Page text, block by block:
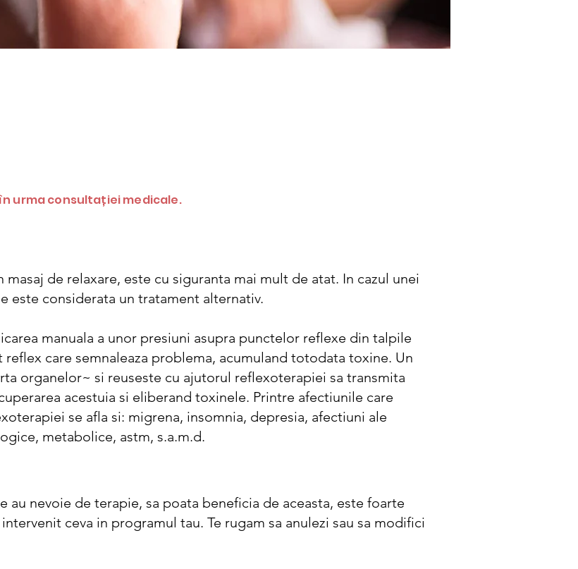
urma consultației medicale.
de relaxare, este cu siguranta mai mult de atat. In cazul unei
este considerata un tratament alternativ.
manuala a unor presiuni asupra punctelor reflexe din talpile
care semnaleaza problema, acumuland totodata toxine. Un
organelor~ si reuseste cu ajutorul reflexoterapiei sa transmita
acestuia si eliberand toxinele. Printre afectiunile care
se afla si: migrena, insomnia, depresia, afectiuni ale
metabolice, astm, s.a.m.d.
au nevoie de terapie, sa poata beneficia de aceasta, este foarte
ceva in programul tau. Te rugam sa anulezi sau sa modifici